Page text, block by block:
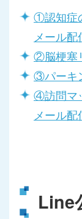
①認知症
メール配
②脳梗塞
③パーキ
④訪問マ
メール配
Line